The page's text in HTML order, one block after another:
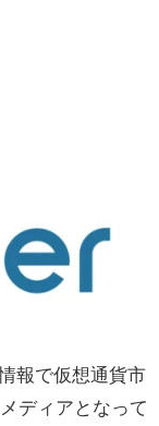
報で仮想通貨市
ディアとなって